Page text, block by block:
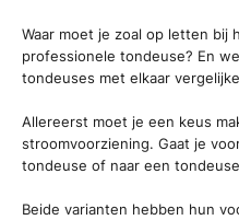
Waar moet je zoal op letten bij
professionele tondeuse? En
tondeuses met elkaar
Allereerst moet je een keus
stroomvoorziening. Gaat je
tondeuse of naar een
Beide varianten hebben hun